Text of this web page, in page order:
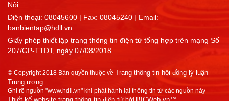
Nội
Điện thoại: 08045600 | Fax: 08045240 | Email:
banbientap@hdll.vn
Giấy phép thiết lập trang thông tin điện tử tổng hợp trên mạng Số
207/GP-TTDT, ngày 07/08/2018
© Copyright 2018 Bản quyền thuộc về Trang thông tin hội đồng lý luận
Trung ương
Ghi rõ nguồn "www.hdll.vn" khi phát hành lại thông tin từ các nguồn này